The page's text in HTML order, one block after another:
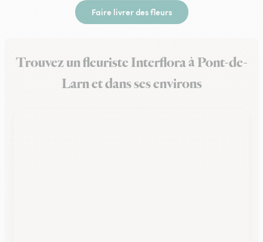
Faire livrer des fleurs
Trouvez un fleuriste Interflora à Pont-de-
Larn et dans ses environs